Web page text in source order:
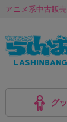
アニメ系中古販
グ